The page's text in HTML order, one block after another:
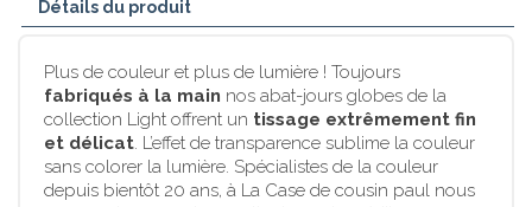
Détails du produit
Plus de couleur et plus de lumière ! Toujours
fabriqués à la main nos abat-jours globes de la
collection Light offrent un tissage extrêmement fin
et délicat. L’effet de transparence sublime la couleur
sans colorer la lumière. Spécialistes de la couleur
depuis bientôt 20 ans, à La Case de cousin paul nous